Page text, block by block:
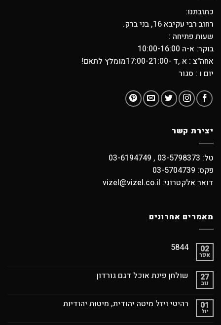
כתובתנו:
רחוב רבי עקיבא 16, בני ברק.
שעות פתיחה :
בוקר: א-ה 10:00-16:00
אחה"צ : א ,ד -17:00-21:00מומלץ לתאם!
יום ו : סגור
יצירת קשר
טל: 03-5798373 , 03-6194749
פקס: 03-5704739
דואר אלקטרוני: vizel@vizel.co.il
מאמרים אחרונים
02
אפר
5844
27
נוב
שולחן פינת אוכל דגם גורדון
01
יול
רהיטי ויזל מיטה יהודית, מיטות יהודיות